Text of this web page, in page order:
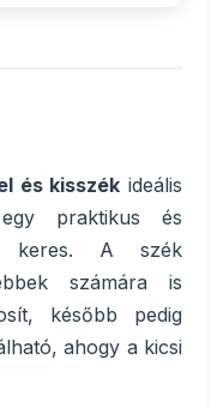
és kisszék ideális
praktikus és
keres. A szék
számára is
később pedig
ahogy a kicsi